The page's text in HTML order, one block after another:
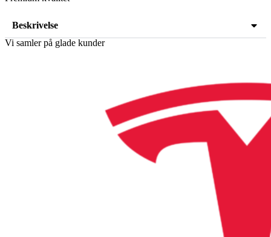
Beskrivelse
Vi samler på glade kunder